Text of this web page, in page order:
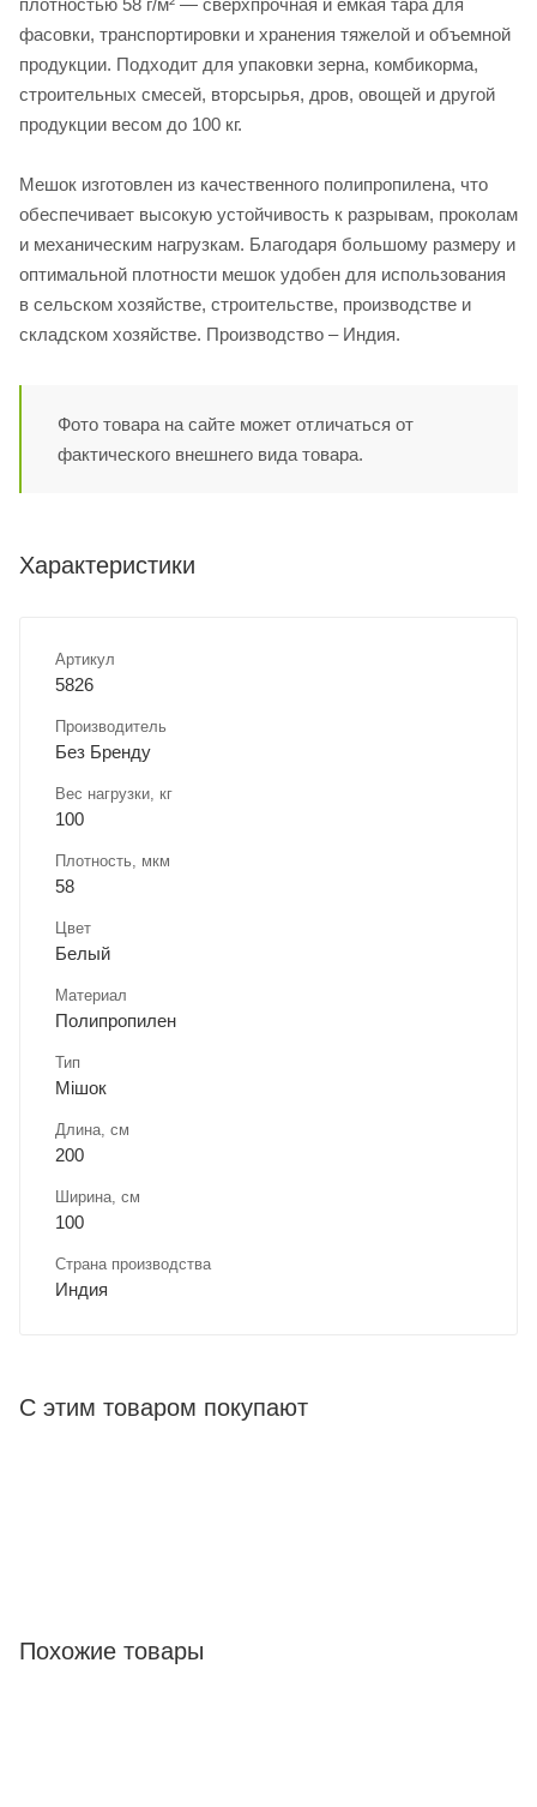
плотностью 58 г/м² — сверхпрочная и емкая тара для
фасовки, транспортировки и хранения тяжелой и объемной
продукции. Подходит для упаковки зерна, комбикорма,
строительных смесей, вторсырья, дров, овощей и другой
продукции весом до 100 кг.
Мешок изготовлен из качественного полипропилена, что
обеспечивает высокую устойчивость к разрывам, проколам
и механическим нагрузкам. Благодаря большому размеру и
оптимальной плотности мешок удобен для использования
в сельском хозяйстве, строительстве, производстве и
складском хозяйстве. Производство – Индия.
Фото товара на сайте может отличаться от
фактического внешнего вида товара.
Характеристики
Артикул
5826
Производитель
Без Бренду
Вес нагрузки, кг
100
Плотность, мкм
58
Цвет
Белый
Материал
Полипропилен
Тип
Мішок
Длина, cм
200
Ширина, cм
100
Страна производства
Индия
С этим товаром покупают
Похожие товары